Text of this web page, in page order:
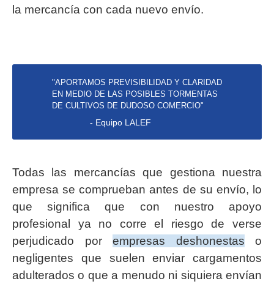
la mercancía con cada nuevo envío.
"APORTAMOS PREVISIBILIDAD Y CLARIDAD
EN MEDIO DE LAS POSIBLES TORMENTAS
DE CULTIVOS DE DUDOSO COMERCIO"
- Equipo LALEF
Todas las mercancías que gestiona nuestra
empresa se comprueban antes de su envío, lo
que significa que con nuestro apoyo
profesional ya no corre el riesgo de verse
perjudicado por empresas deshonestas o
negligentes que suelen enviar cargamentos
adulterados o que a menudo ni siquiera envían